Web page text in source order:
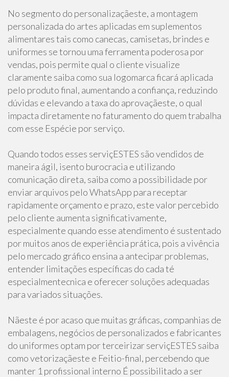
No segmento do personalizaçãeste, a montagem
personalizada do artes aplicadas em suplementos
alimentares tais como canecas, camisetas, brindes e
uniformes se tornou uma ferramenta poderosa por
vendas, pois permite qual o cliente visualize
claramente saiba como sua logomarca ficará aplicada
pelo produto final, aumentando a confiança, reduzindo
dúvidas e elevando a taxa do aprovaçãeste, o qual
impacta diretamente no faturamento do quem trabalha
com esse Espécie por serviço.
Quando todos esses serviçESTES são vendidos de
maneira ágil, isento burocracia e utilizando
comunicação direta, saiba como a possibilidade por
enviar arquivos pelo WhatsApp para receptar
rapidamente orçamento e prazo, este valor percebido
pelo cliente aumenta significativamente,
especialmente quando esse atendimento é sustentado
por muitos anos de experiência prática, pois a vivência
pelo mercado gráfico ensina a antecipar problemas,
entender limitações específicas do cada té
especialmentecnica e oferecer soluções adequadas
para variados situações.
Nãeste é por acaso que muitas gráficas, companhias de
embalagens, negócios de personalizados e fabricantes
do uniformes optam por terceirizar serviçESTES saiba
como vetorizaçãeste e Feitio-final, percebendo que
manter 1 profissional interno É possibilitado a ser